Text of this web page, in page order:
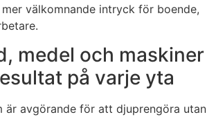
välkomnande intryck för boende,
medel och maskiner
på varje yta
är avgörande för att djuprengöra utan